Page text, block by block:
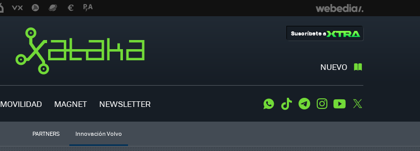
NUEVO
Suscríbete a
MOVILIDAD MAGNET NEWSLETTER WhatsApp
Tiktok TelegramInstagramYoutube
PARTNERS Innovación Volvo